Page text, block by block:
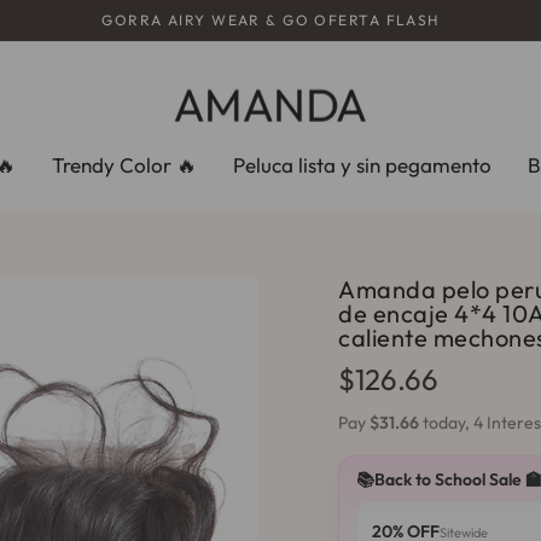
diapositivas
GORRA AIRY WEAR & GO OFERTA FLASH
Trendy Color 🔥 Peluca lista y sin pegamento
Amanda pelo
de encaje 4*4
caliente
Precio
habitual
$126.66
Pay $31.66today, 4
📚Back to School Sale 🏫
20% OFFSitewide